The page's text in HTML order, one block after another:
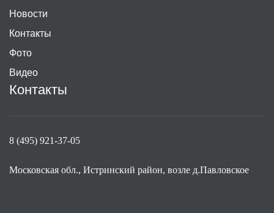
Новости
Контакты
Фото
Видео
Контакты
8 (495) 921-37-05
Московская обл., Истринский район, возле д.Павловское